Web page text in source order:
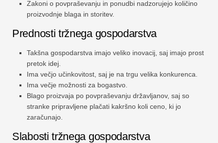
Zakoni o povpraševanju in ponudbi nadzorujejo količino
proizvodnje blaga in storitev.
Prednosti tržnega gospodarstva
Takšna gospodarstva imajo veliko inovacij, saj imajo prost
pretok idej.
Ima večjo učinkovitost, saj je na trgu velika konkurenca.
Ima večje možnosti za bogastvo.
Blago proizvaja po povpraševanju državljanov, saj so
stranke pripravljene plačati kakršno koli ceno, ki jo
zaračunajo.
Slabosti tržnega gospodarstva